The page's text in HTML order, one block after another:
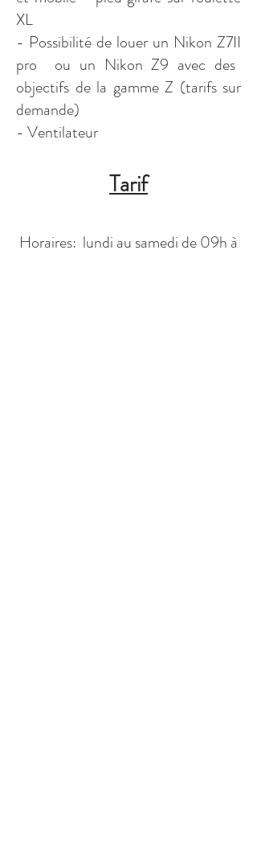
XL
- Possibilité de louer un Nikon Z7II
pro ou un Nikon Z9 avec des
objectifs de la gamme Z (tarifs sur
demande)
- Ventilateur
Tarif
Horaires: lundi au samedi de 09h à